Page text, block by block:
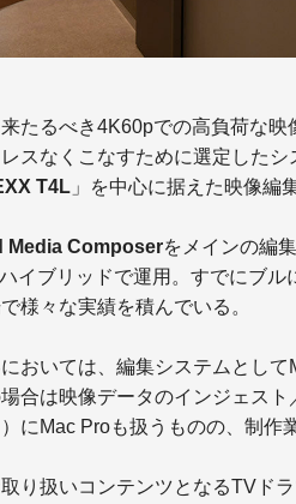
たるべき4K60pでの高負荷な
スなくこなすために選定した
T4L 」を中心に据えた映像編
Media Composerをメインの編
イブリッドで運用。すでにブ
様々な実績を積んでいる。
おいては、編集システムとし
合は映像データのインジェス
にMac Proも扱うものの、制作
り扱いコンテンツとなるTVド